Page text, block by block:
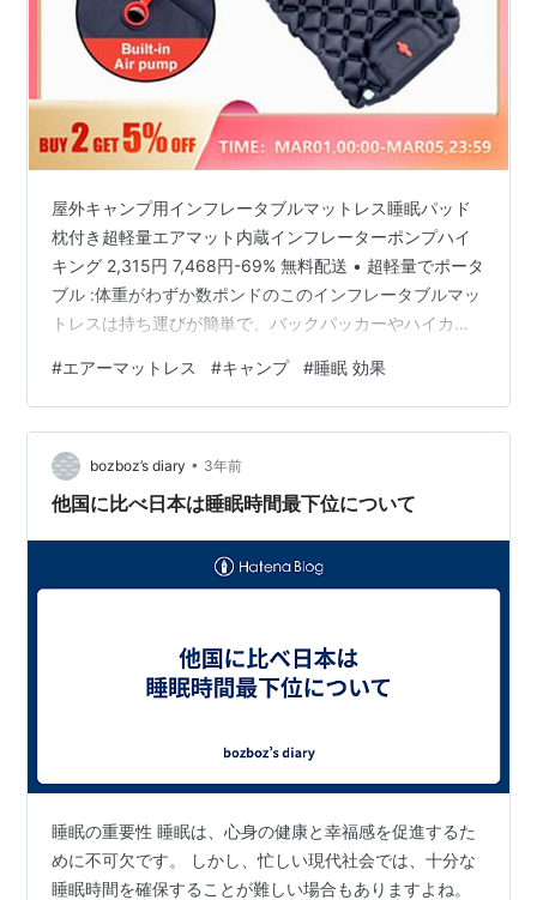
屋外キャンプ用インフレータブルマットレス睡眠パッド
枕付き超軽量エアマット内蔵インフレーターポンプハイ
キング 2,315円 7,468円-69% 無料配送 • 超軽量でポータ
ブル :体重がわずか数ポンドのこのインフレータブルマッ
トレスは持ち運びが簡単で、バックパッカーやハイカー
レーターポンプを使用すると、別のポンプを持参するこ
となく、マットレスをすばやく簡単に膨らませることが
できます。 • TPUナイロン素材 :耐久性のあるTPUナイロ
ン素材で作られたこのマットレスは、耐摩耗性があり、
長持ちします。 • 防湿マットタイプ :防湿マットタイ…
#エアーマットレス #キャンプ #睡眠 効果
bozboz’s diary • 3年前
他国に比べ日本は睡眠時間最下位について
睡眠の重要性 睡眠は、心身の健康と幸福感を促進するた
めに不可欠です。 しかし、忙しい現代社会では、十分な
睡眠時間を確保することが難しい場合もありますよね。